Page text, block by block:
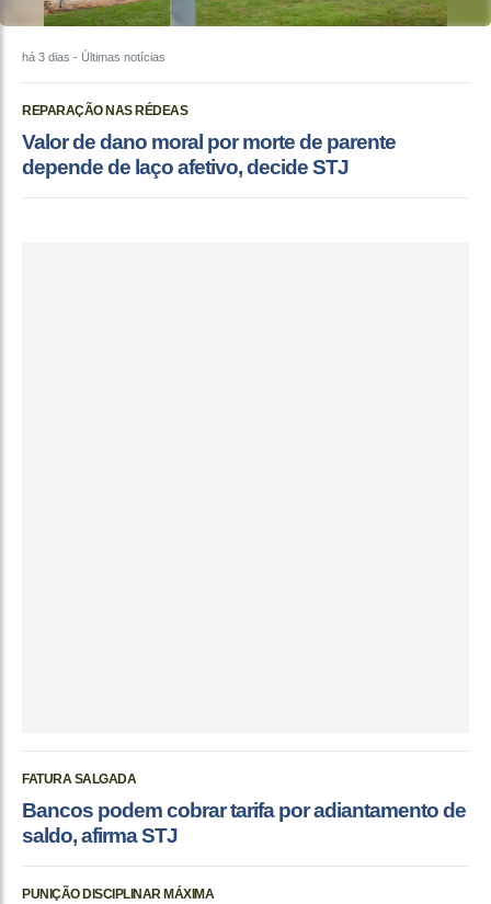
há 3 dias - Últimas notícias
REPARAÇÃO NAS RÉDEAS
Valor de dano moral por morte de parente
depende de laço afetivo, decide STJ
FATURA SALGADA
Bancos podem cobrar tarifa por adiantamento de
saldo, afirma STJ
PUNIÇÃO DISCIPLINAR MÁXIMA